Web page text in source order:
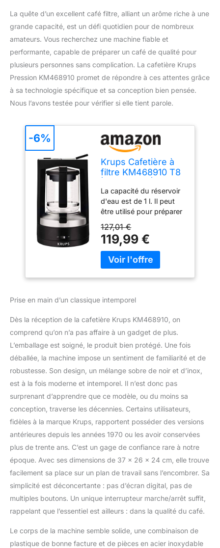
La quête d’un excellent café filtre, alliant un arôme riche à une
grande capacité, est un défi quotidien pour de nombreux
amateurs. Vous recherchez une machine fiable et
performante, capable de préparer un café de qualité pour
plusieurs personnes sans complication. La cafetière Krups
Pression KM468910 promet de répondre à ces attentes grâce
à sa technologie spécifique et sa conception bien pensée.
Nous l’avons testée pour vérifier si elle tient parole.
Krups Cafetière à
filtre KM468910 T8
automatique | 8 à 12
tasses |
Interrupteur
marche/arrêt
éclairé | noir
La capacité du réservoir
d'eau est de 1 l. Il peut
être utilisé pour préparer
intense et corsé : assez
pour toute la famille ou
pour de petits invités lors
d'une fête L'unique et
n'importe quelle cuisine.
acier inoxydable crée un
équilibre réussi entre
style moderne et style
classique Bouton de
déverrouillage et levier en
haut : faciles à ouvrir
pour insérer le pot au
centre de la cafetière Le
design moderne
impressionne par la
commodité de la
préparation du café _
Grâce au bouton et au
levier de déverrouillage
situés sur le dessus, la
facilement retirée et
insérée Un filtre
permanent sur le pot
nettoyage extrêmement
facile. L'époque où vous
127,01 €
119,99 €
-6%
Prise en main d’un classique intemporel
Dès la réception de la cafetière Krups KM468910, on
comprend qu’on n’a pas affaire à un gadget de plus.
L’emballage est soigné, le produit bien protégé. Une fois
déballée, la machine impose un sentiment de familiarité et de
robustesse. Son design, un mélange sobre de noir et d’inox,
est à la fois moderne et intemporel. Il n’est donc pas
surprenant d’apprendre que ce modèle, ou du moins sa
conception, traverse les décennies. Certains utilisateurs,
fidèles à la marque Krups, rapportent posséder des versions
antérieures depuis les années 1970 ou les avoir conservées
plus de trente ans. C’est un gage de confiance rare à notre
époque. Avec ses dimensions de 37 x 26 x 24 cm, elle trouve
facilement sa place sur un plan de travail sans l’encombrer. Sa
simplicité est déconcertante : pas d’écran digital, pas de
multiples boutons. Un unique interrupteur marche/arrêt suffit,
rappelant que l’essentiel est ailleurs : dans la qualité du café.
Le corps de la machine semble solide, une combinaison de
plastique de bonne facture et de pièces en acier inoxydable